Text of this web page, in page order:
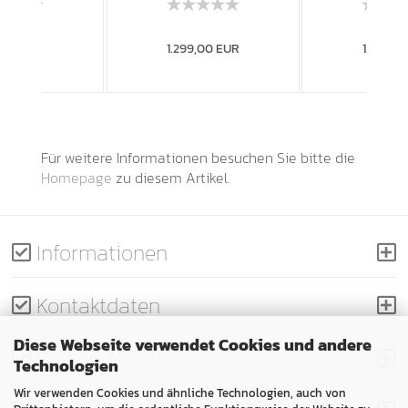
Diese Webseite verwendet Cookies und andere
Technologien
Wir verwenden Cookies und ähnliche Technologien, auch von
1.299,00 EUR
Für weitere Informationen besuchen Sie bitte die
Homepage zu diesem Artikel.
Informationen
Kontaktdaten
Zahlungsmethoden